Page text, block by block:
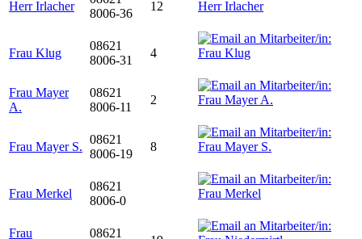
Herr Irlacher
8006-36
12
Frau Klug
08621
8006-31
4
Frau Mayer
A.
08621
8006-11
2
Frau Mayer S.
08621
8006-19
8
Frau Merkel
08621
8006-0
Frau
08621